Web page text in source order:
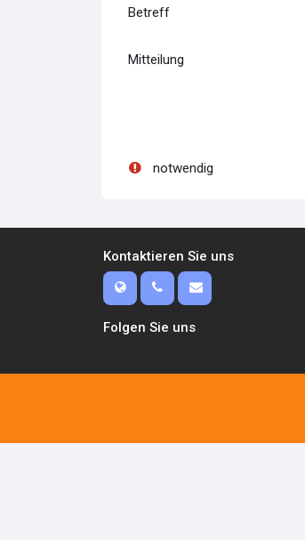
Betreff
Mitteilung
notwendig
Kontaktieren Sie uns
Folgen Sie uns